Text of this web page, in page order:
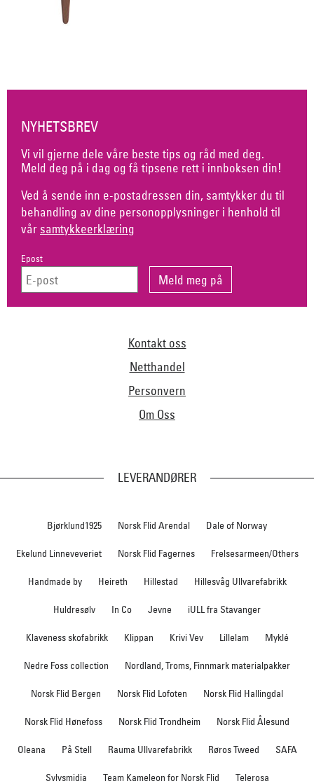
NYHETSBREV
Vi vil gjerne dele våre beste tips og råd med deg.
Meld deg på i dag og få tipsene rett i innboksen din!
Ved å sende inn e-postadressen din, samtykker du til
behandling av dine personopplysninger i henhold til
vår samtykkeerklæring
Epost
Kontakt oss
Netthandel
Personvern
Om Oss
LEVERANDØRER
Bjørklund1925 Norsk Flid Arendal Dale of Norway
Ekelund Linneveveriet Norsk Flid Fagernes Frelsesarmeen/Others
Handmade by Heireth Hillestad Hillesvåg Ullvarefabrikk
Huldresølv In Co Jevne iULL fra Stavanger
Klaveness skofabrikk Klippan Krivi Vev Lillelam Myklé
Nedre Foss collection Nordland, Troms, Finnmark materialpakker
Norsk Flid Bergen Norsk Flid Lofoten Norsk Flid Hallingdal
Norsk Flid Hønefoss Norsk Flid Trondheim Norsk Flid Ålesund
Oleana På Stell Rauma Ullvarefabrikk Røros Tweed SAFA
Sylvsmidja Team Kameleon for Norsk Flid Telerosa